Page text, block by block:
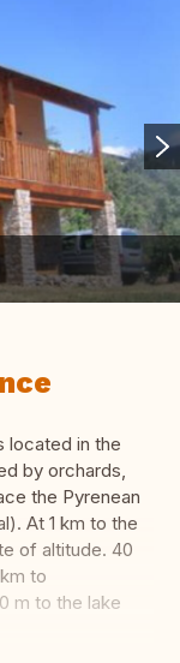
located in the
by orchards,
the Pyrenean
At 1 km to the
of altitude. 40
to
m to the lake